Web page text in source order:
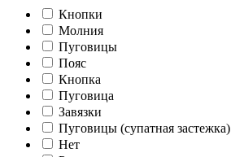
Кнопки
Молния
Пуговицы
Пояс
Кнопка
Пуговица
Завязки
Пуговицы (супатная застежка)
Нет